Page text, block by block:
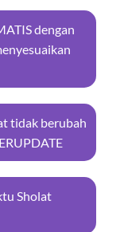
dengan
tidak berubah
Sholat